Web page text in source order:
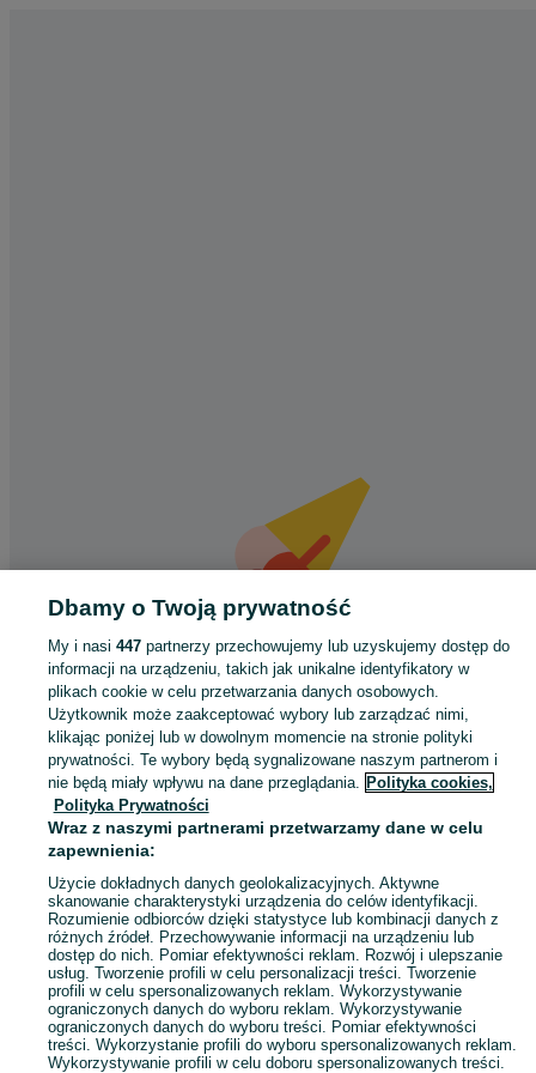
Coś poszło nie tak
Odśwież tę stronę lub wróć na stronę główną.
Odśwież
Dbamy o Twoją prywatność
My i nasi 447partnerzy przechowujemy lub uzyskujemy dostęp do
informacji na urządzeniu, takich jak unikalne identyfikatory w
plikach cookie w celu przetwarzania danych osobowych.
Użytkownik może zaakceptować wybory lub zarządzać nimi,
klikając poniżej lub w dowolnym momencie na stronie polityki
prywatności. Te wybory będą sygnalizowane naszym partnerom i
nie będą miały wpływu na dane przeglądania. Polityka cookies,
Polityka Prywatności
Wraz z naszymi partnerami przetwarzamy dane w celu
zapewnienia:
Użycie dokładnych danych geolokalizacyjnych. Aktywne
skanowanie charakterystyki urządzenia do celów identyfikacji.
Rozumienie odbiorców dzięki statystyce lub kombinacji danych z
różnych źródeł. Przechowywanie informacji na urządzeniu lub
dostęp do nich. Pomiar efektywności reklam. Rozwój i ulepszanie
usług. Tworzenie profili w celu personalizacji treści. Tworzenie
profili w celu spersonalizowanych reklam. Wykorzystywanie
ograniczonych danych do wyboru reklam. Wykorzystywanie
ograniczonych danych do wyboru treści. Pomiar efektywności
treści. Wykorzystanie profili do wyboru spersonalizowanych reklam.
Wykorzystywanie profili w celu doboru spersonalizowanych treści.